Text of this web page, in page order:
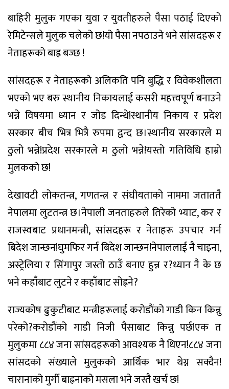
बाहिरी मुलुक गएका युवा र युवतीहरुले पैसा पठाई दिएको
रेमिटेन्सले मुलुक चलेको छ!यो पैसा नपठाउने भने सांसदहरू र
नेताहरूको बाह्र बज्छ !
सांसदहरू र नेताहरूको अलिकति पनि बुद्धि र विवेकशीलता
भएको भए बरु स्थानीय निकायलाई कसरी महत्त्वपूर्ण बनाउने
भन्ने विषयमा ध्यान र जोड दिन्थे!स्थानीय निकाय र प्रदेश
सरकार बीच भित्र भित्रै रुपमा द्वन्द छ।स्थानीय सरकारले म
ठुलो भन्ने!प्रदेश सरकारले म ठुलो भन्ने!यस्तो गतिविधि हाम्रो
मुलकको छ!
देखावटी लोकतन्त्र, गणतन्त्र र संघीयताको नाममा जताततै
नेपालमा लुटतन्त्र छ।नेपाली जनताहरुले तिरेको भ्याट, कर र
राजस्वबाट प्रधानमन्त्री, सांसदहरू र नेताहरू उपचार गर्न
बिदेश जान्छन!घुमफिर गर्न बिदेश जान्छन!नेपाललाई नै चाइना,
अस्ट्रेलिया र सिंगापुर जस्तो ठाउँ बनाए हुन्न र?ध्यान नै के छ
भने कहाँबाट लुटने र कहाँबाट सोह्रने?
राज्यकोष ढुकुटीबाट मन्त्रीहरूलाई करोडौंको गाडी किन किन्नु
परेको?करोडौंको गाडी निजी पैसाबाट किन्नु पर्छ!एक त
मुलुकमा ८८४ जना सांसदहरूको आवश्यक नै थिएन!८८४ जना
सांसदको संख्याले मुलुकको आर्थिक भार थेग्न सक्दैन!
चारानाको मुर्गी बाह्रनाको मसला भने जस्तै खर्च छ!